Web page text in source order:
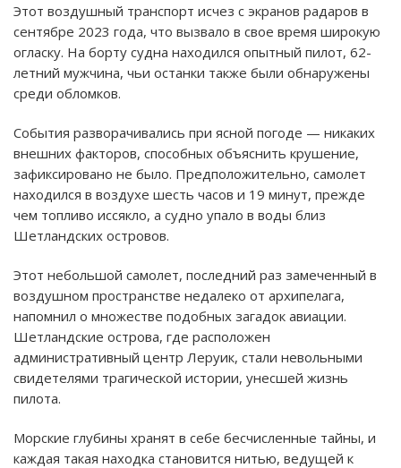
Этот воздушный транспорт исчез с экранов радаров в
сентябре 2023 года, что вызвало в свое время широкую
огласку. На борту судна находился опытный пилот, 62-
летний мужчина, чьи останки также были обнаружены
среди обломков.
События разворачивались при ясной погоде — никаких
внешних факторов, способных объяснить крушение,
зафиксировано не было. Предположительно, самолет
находился в воздухе шесть часов и 19 минут, прежде
чем топливо иссякло, а судно упало в воды близ
Шетландских островов.
Этот небольшой самолет, последний раз замеченный в
воздушном пространстве недалеко от архипелага,
напомнил о множестве подобных загадок авиации.
Шетландские острова, где расположен
административный центр Леруик, стали невольными
свидетелями трагической истории, унесшей жизнь
пилота.
Морские глубины хранят в себе бесчисленные тайны, и
каждая такая находка становится нитью, ведущей к